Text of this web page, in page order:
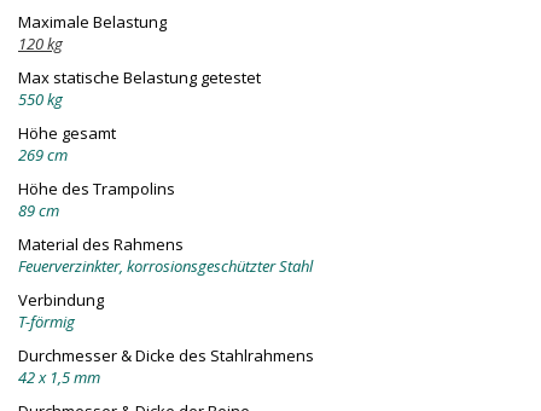
Maximale Belastung
120 kg
Max statische Belastung getestet
550 kg
Höhe gesamt
269 cm
Höhe des Trampolins
89 cm
Material des Rahmens
Feuerverzinkter, korrosionsgeschützter Stahl
Verbindung
T-förmig
Durchmesser & Dicke des Stahlrahmens
42 x 1,5 mm